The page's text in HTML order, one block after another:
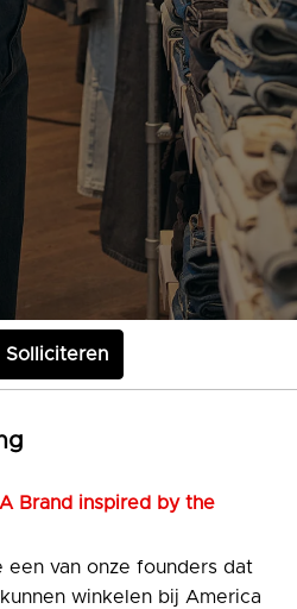
Solliciteren
A Brand inspired by the
van onze founders dat
winkelen bij America